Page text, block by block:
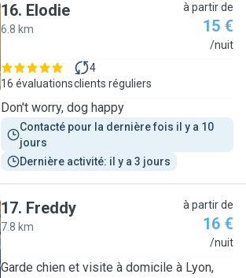
16. Elodie
6.8 km
à partir de
15 €
/nuit
16 évaluations
4
clients réguliers
Don't worry, dog happy
Contacté pour la dernière fois il y a 10
jours
Dernière activité: il y a 3 jours
17. Freddy
7.8 km
à partir de
16 €
/nuit
Garde chien et visite à domicile à Lyon,